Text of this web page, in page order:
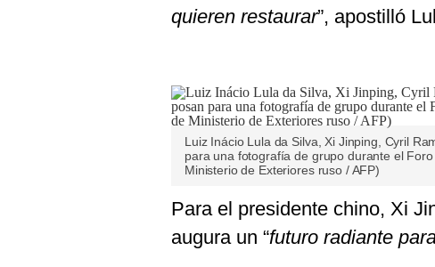
quieren restaurar”, apostilló
Luiz Inácio Lula da Silva, Xi Jinping, Cyril
para una fotografía de grupo durante el
Ministerio de Exteriores ruso / AFP)
Para el presidente chino, Xi
augura un “futuro radiante